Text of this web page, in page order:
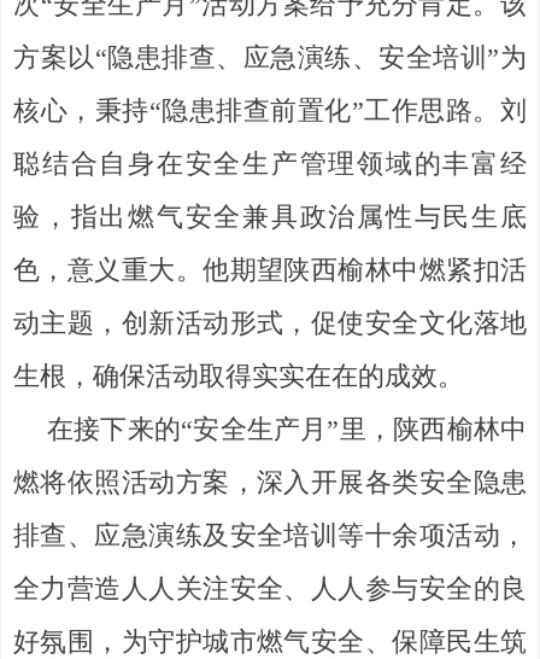
方案以“隐患排查、应急演练、安全培训”为
核心，秉持“隐患排查前置化”工作思路。刘
聪结合自身在安全生产管理领域的丰富经
验，指出燃气安全兼具政治属性与民生底
色，意义重大。他期望陕西榆林中燃紧扣活
动主题，创新活动形式，促使安全文化落地
生根，确保活动取得实实在在的成效。
在接下来的“安全生产月”里，陕西榆林中
燃将依照活动方案，深入开展各类安全隐患
排查、应急演练及安全培训等十余项活动，
全力营造人人关注安全、人人参与安全的良
好氛围，为守护城市燃气安全、保障民生筑